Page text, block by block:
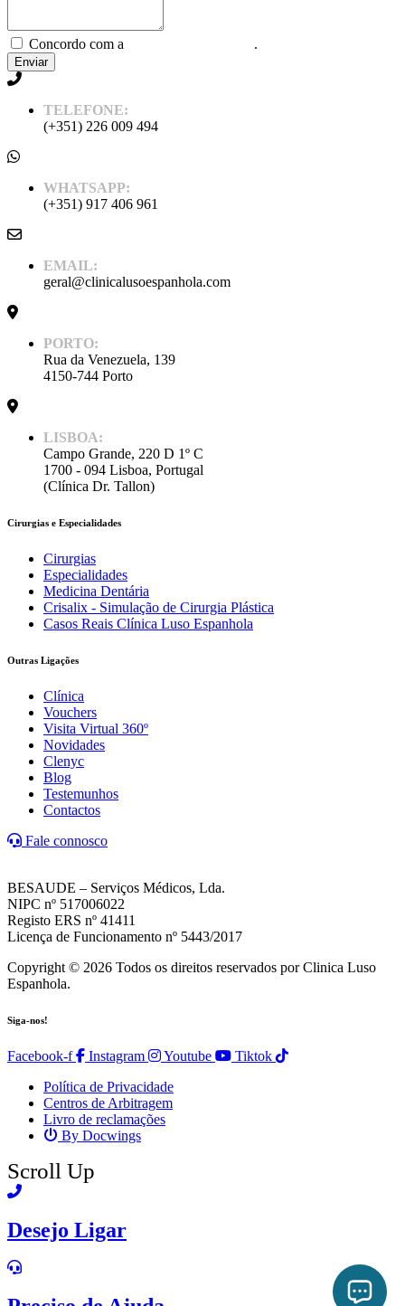
Concordo com a .
Enviar
TELEFONE:
(+351) 226 009 494
WHATSAPP:
(+351) 917 406 961
EMAIL:
geral@clinicalusoespanhola.com
PORTO:
Rua da Venezuela, 139
4150-744 Porto
LISBOA:
Campo Grande, 220 D 1º C
1700 - 094 Lisboa, Portugal
(Clínica Dr. Tallon)
Cirurgias e Especialidades
Cirurgias
Especialidades
Medicina Dentária
Crisalix - Simulação de Cirurgia Plástica
Casos Reais Clínica Luso Espanhola
Outras Ligações
Clínica
Vouchers
Visita Virtual 360º
Novidades
Clenyc
Blog
Testemunhos
Contactos
Fale connosco
BESAUDE – Serviços Médicos, Lda.
NIPC nº 517006022
Registo ERS nº 41411
Licença de Funcionamento nº 5443/2017
Copyright © 2026 Todos os direitos reservados por Clinica Luso
Espanhola.
Siga-nos!
Facebook-f Instagram Youtube
Tiktok
Política de Privacidade
Centros de Arbitragem
Livro de reclamações
By Docwings
Scroll Up
Desejo Ligar